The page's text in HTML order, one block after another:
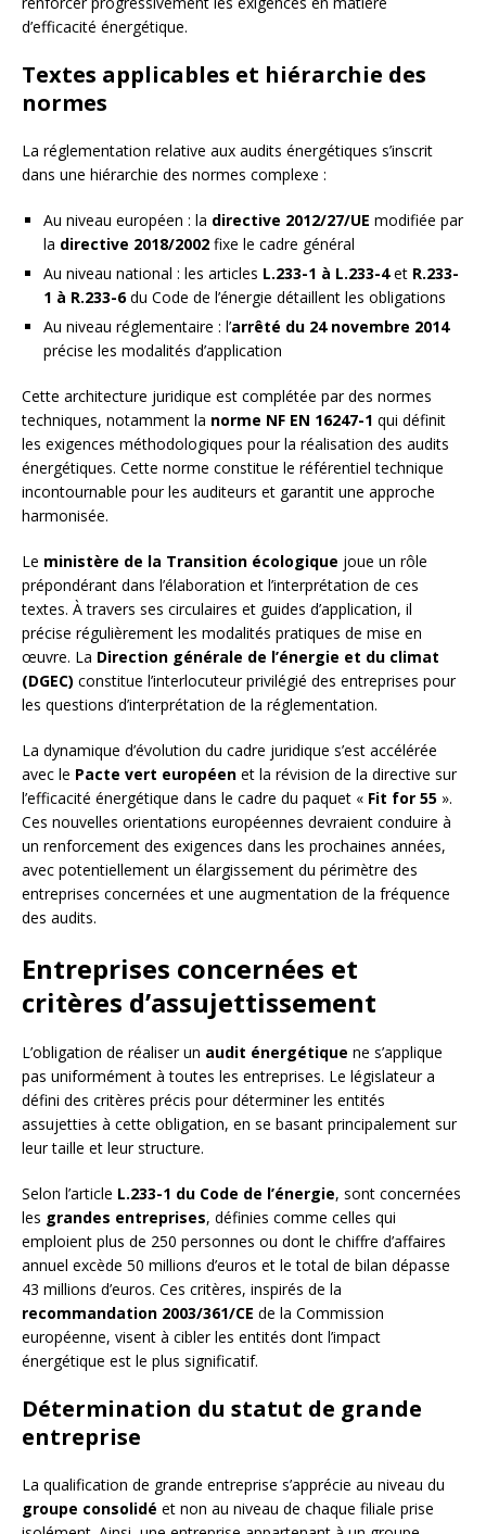
d’efficacité énergétique.
Textes applicables et hiérarchie des
normes
La réglementation relative aux audits énergétiques s’inscrit
dans une hiérarchie des normes complexe :
Au niveau européen : la directive 2012/27/UE modifiée par
la directive 2018/2002 fixe le cadre général
Au niveau national : les articles L.233-1 à L.233-4et R.233-
1 à R.233-6du Code de l’énergie détaillent les obligations
Au niveau réglementaire : l’arrêté du 24 novembre 2014
précise les modalités d’application
Cette architecture juridique est complétée par des normes
techniques, notamment la norme NF EN 16247-1 qui définit
les exigences méthodologiques pour la réalisation des audits
énergétiques. Cette norme constitue le référentiel technique
incontournable pour les auditeurs et garantit une approche
harmonisée.
Le ministère de la Transition écologique joue un rôle
prépondérant dans l’élaboration et l’interprétation de ces
textes. À travers ses circulaires et guides d’application, il
précise régulièrement les modalités pratiques de mise en
œuvre. La Direction générale de l’énergie et du climat
(DGEC) constitue l’interlocuteur privilégié des entreprises pour
les questions d’interprétation de la réglementation.
La dynamique d’évolution du cadre juridique s’est accélérée
avec le Pacte vert européen et la révision de la directive sur
l’efficacité énergétique dans le cadre du paquet « Fit for 55 ».
Ces nouvelles orientations européennes devraient conduire à
un renforcement des exigences dans les prochaines années,
avec potentiellement un élargissement du périmètre des
entreprises concernées et une augmentation de la fréquence
des audits.
Entreprises concernées et
critères d’assujettissement
L’obligation de réaliser un audit énergétique ne s’applique
pas uniformément à toutes les entreprises. Le législateur a
défini des critères précis pour déterminer les entités
assujetties à cette obligation, en se basant principalement sur
leur taille et leur structure.
Selon l’article L.233-1 du Code de l’énergie, sont concernées
les grandes entreprises, définies comme celles qui
emploient plus de 250 personnes ou dont le chiffre d’affaires
annuel excède 50 millions d’euros et le total de bilan dépasse
43 millions d’euros. Ces critères, inspirés de la
recommandation 2003/361/CE de la Commission
européenne, visent à cibler les entités dont l’impact
énergétique est le plus significatif.
Détermination du statut de grande
entreprise
La qualification de grande entreprise s’apprécie au niveau du
groupe consolidé et non au niveau de chaque filiale prise